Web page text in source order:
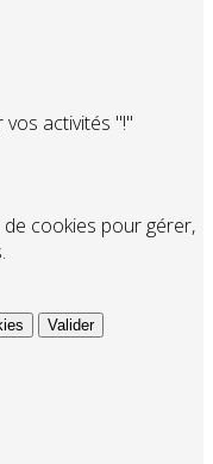
activités "!"
cookies pour gérer,
Valider